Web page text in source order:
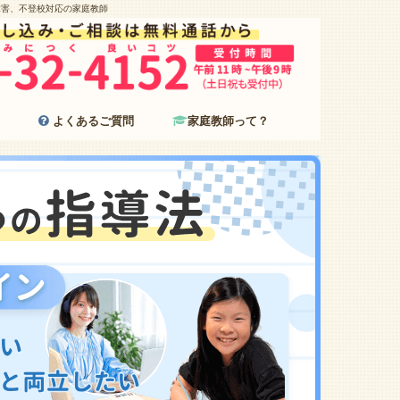
、不登校対応の家庭教師
よくあるご質問 家庭教師って？